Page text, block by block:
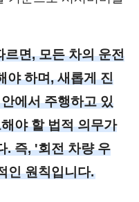
면, 모든 차의 운전
야 하며, 새롭게 진
에서 주행하고 있
야 할 법적 의무가
. 즉, '회전 차량 우
인 원칙입니다.